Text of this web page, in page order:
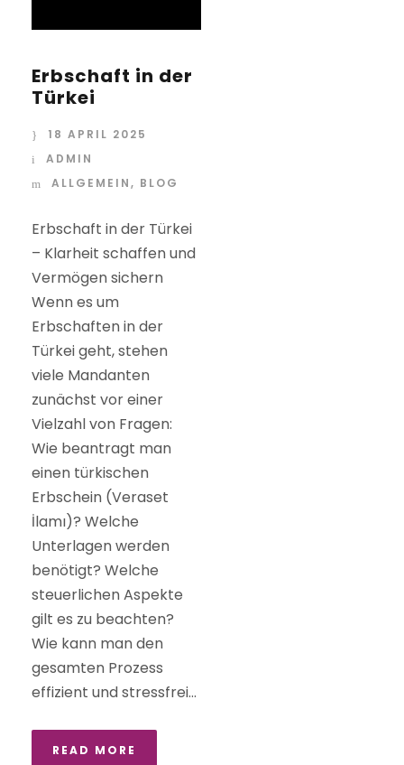
Erbschaft in der
Türkei
18 APRIL 2025
ADMIN
ALLGEMEIN, BLOG
Erbschaft in der Türkei
– Klarheit schaffen und
Vermögen sichern
Wenn es um
Erbschaften in der
Türkei geht, stehen
viele Mandanten
zunächst vor einer
Vielzahl von Fragen:
Wie beantragt man
einen türkischen
Erbschein (Veraset
İlamı)? Welche
Unterlagen werden
benötigt? Welche
steuerlichen Aspekte
gilt es zu beachten?
Wie kann man den
gesamten Prozess
effizient und stressfrei...
READ MORE